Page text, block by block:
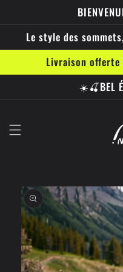
contenu
Le style des
Livraison offerte
☀️🍒BEL
informations
produits